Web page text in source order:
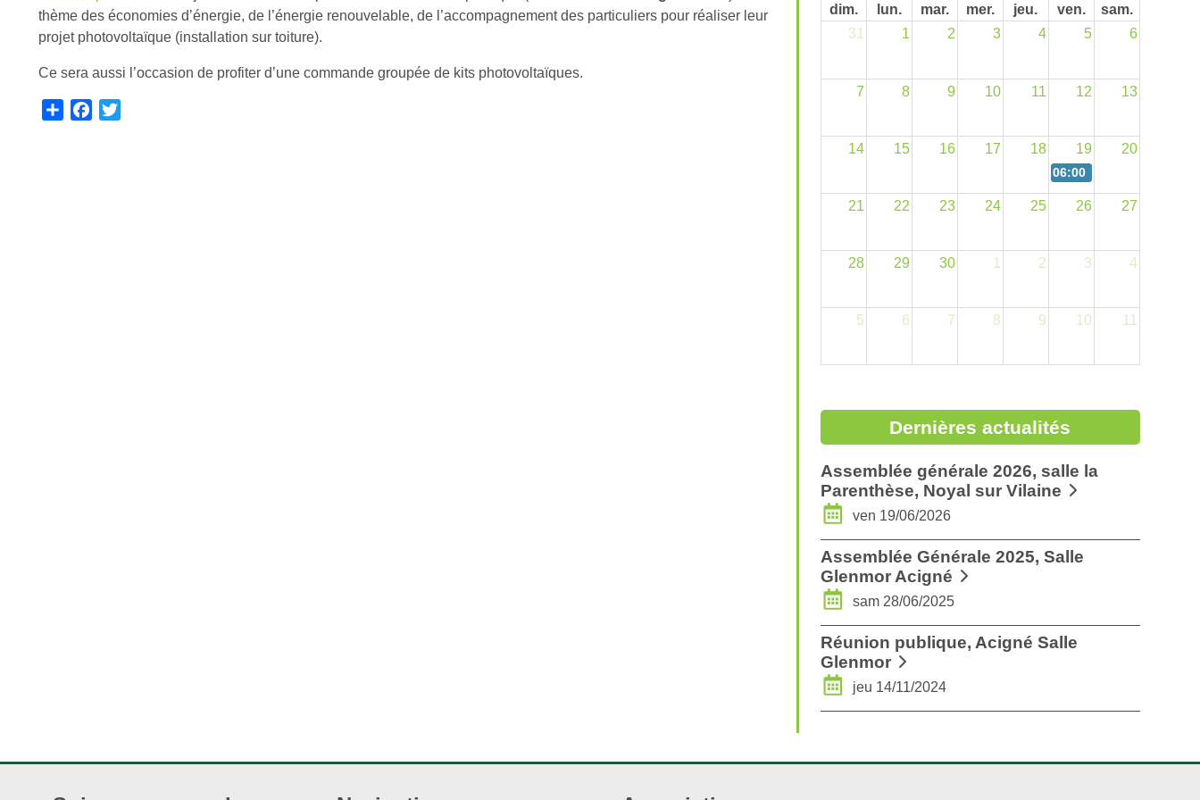
thème des économies d’énergie, de l’énergie renouvelable, de l’accompagnement des particuliers pour réaliser leur
projet photovoltaïque (installation sur toiture).
Ce sera aussi l’occasion de profiter d’une commande groupée de kits photovoltaïques.
dim. lun. mar. mer. jeu. ven.
sam.
31
1 2 3 4 5 6
7 8 9 10 11 12 13
14 15 16 17 18 19 20
06:00 pm
21 22 23 24 25 26 27
28 29 30 1 2 3 4
5 6 7 8 9 10 11
Dernières actualités
Assemblée générale 2026, salle la
Parenthèse, Noyal sur Vilaine
ven 19/06/2026
Assemblée Générale 2025, Salle
Glenmor Acigné
sam 28/06/2025
Réunion publique, Acigné Salle
Glenmor
jeu 14/11/2024